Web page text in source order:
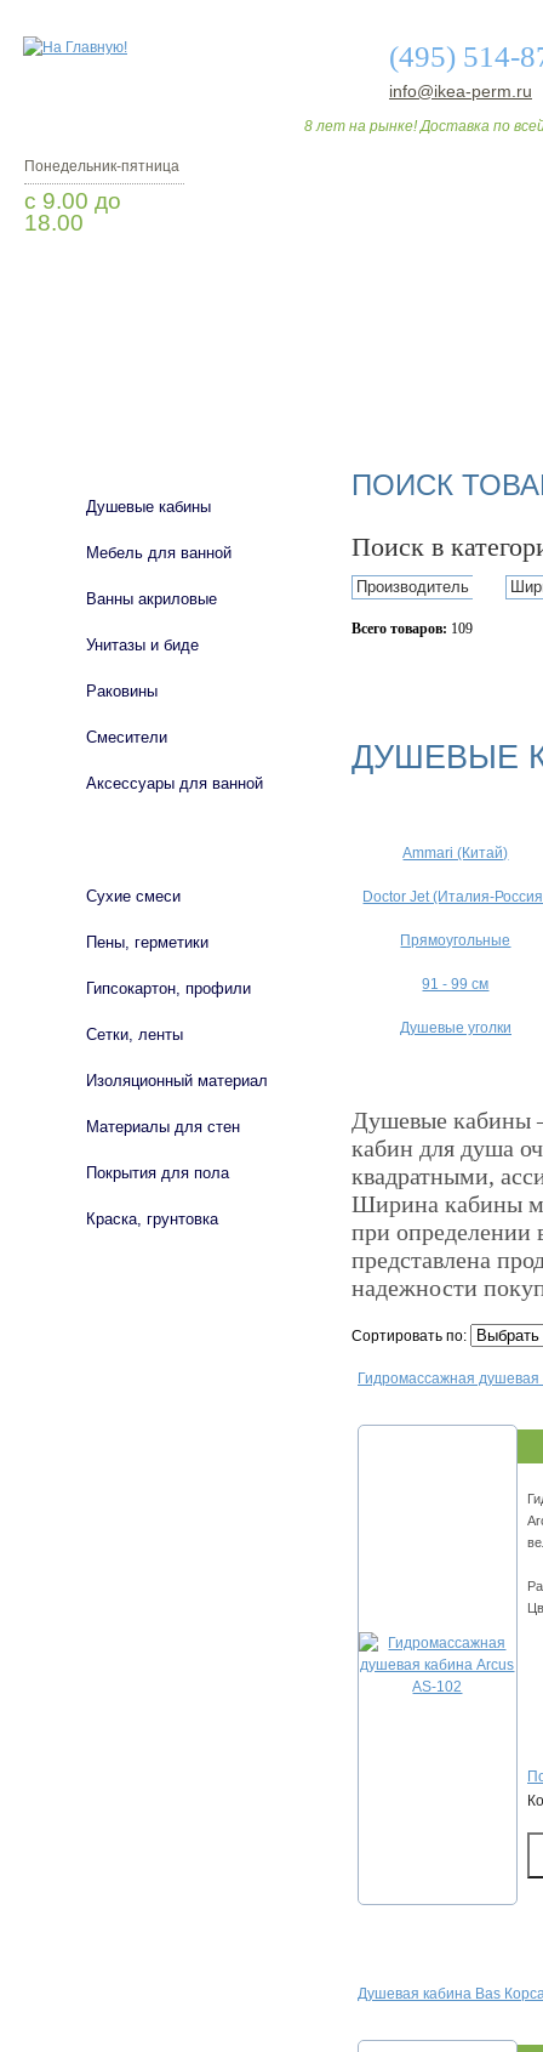
(495) 514-
info@ikea-perm.ru
8 лет на рынке! Доставка по
Понедельник-пятница
с 9.00 до
18.00
ПОИСК
Поиск в
Производитель
Всего товаров: 109
ДУШЕВЫЕ
Ammari (Китай)
Doctor Jet (Италия-
Прямоугольные
91 - 99 см
Душевые уголки
Душевые кабины
кабин для душа
квадратными,
Ширина кабины
при определении
представлена
надежности
Сортировать по:
Гидромассажная душевая
Душевая кабина Bas
Душевые кабины
Мебель для ванной
Ванны акриловые
Унитазы и биде
Раковины
Смесители
Аксессуары для ванной
Сухие смеси
Пены, герметики
Гипсокартон, профили
Сетки, ленты
Изоляционный материал
Материалы для стен
Покрытия для пола
Краска, грунтовка